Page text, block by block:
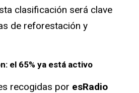
clasificación será clave
de reforestación y
el 65% ya está activo
recogidas por esRadio